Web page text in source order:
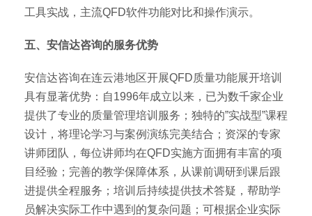
工具实战，主流QFD软件功能对比和操作演示。
五、安信达咨询的服务优势
安信达咨询在连云港地区开展QFD质量功能展开培训
具有显著优势：自1996年成立以来，已为数千家企业
提供了专业的质量管理培训服务；独特的”实战型”课程
设计，将理论学习与案例演练完美结合；资深的专家
讲师团队，每位讲师均在QFD实施方面拥有丰富的项
目经验；完善的教学保障体系，从课前调研到课后跟
进提供全程服务；培训后持续提供技术答疑，帮助学
员解决实际工作中遇到的复杂问题；可根据企业实际